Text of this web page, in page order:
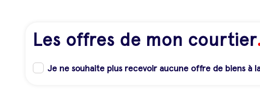
Les offres de mon courtier
Je ne souhaite plus recevoir aucune offre de biens à